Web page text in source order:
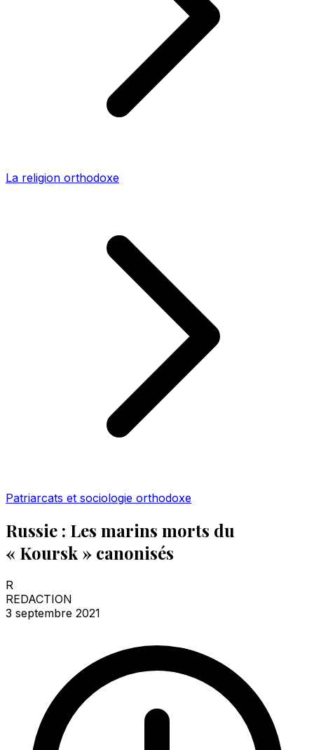
La religion orthodoxe
Patriarcats et sociologie orthodoxe
Russie : Les marins morts du
« Koursk » canonisés
R
REDACTION
3 septembre 2021